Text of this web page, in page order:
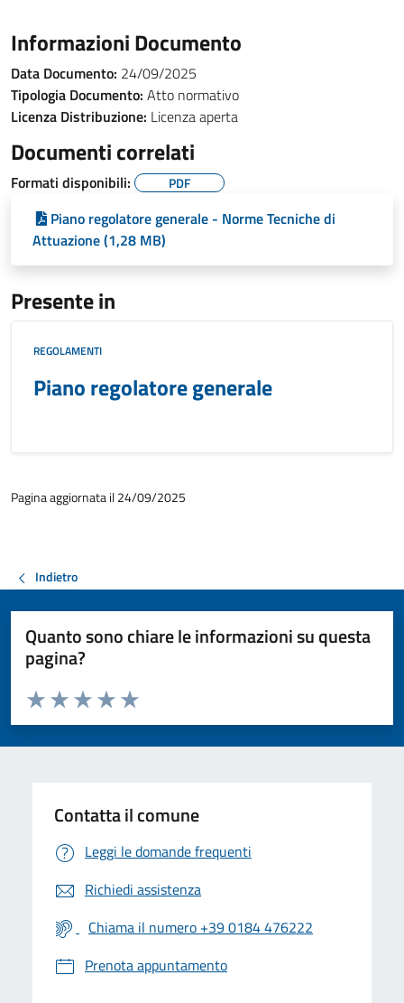
Informazioni Documento
Data Documento: 24/09/2025
Tipologia Documento: Atto normativo
Licenza Distribuzione: Licenza aperta
Documenti correlati
Formati disponibili: PDF
Piano regolatore generale - Norme Tecniche di
Attuazione (1,28 MB)
Presente in
REGOLAMENTI
Piano regolatore generale
Pagina aggiornata il 24/09/2025
Indietro
Quanto sono chiare le informazioni su questa
pagina?
Valuta da 1 a 5 stelle la pagina
Valuta 5 stelle su 5
Valuta 4 stelle su 5
Valuta 3 stelle su 5
Valuta 2 stelle su 5
Valuta 1 stelle su 5
Contatta il comune
Leggi le domande frequenti
Richiedi assistenza
Chiama il numero +39 0184 476222
Prenota appuntamento